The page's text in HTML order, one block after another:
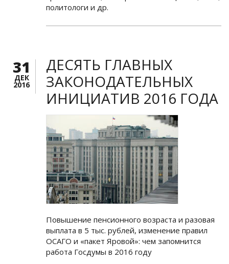
политологи и др.
31
ДЕК
2016
ДЕСЯТЬ ГЛАВНЫХ
ЗАКОНОДАТЕЛЬНЫХ
ИНИЦИАТИВ 2016 ГОДА
Повышение пенсионного возраста и разовая
выплата в 5 тыс. рублей, изменение правил
ОСАГО и «пакет Яровой»: чем запомнится
работа Госдумы в 2016 году